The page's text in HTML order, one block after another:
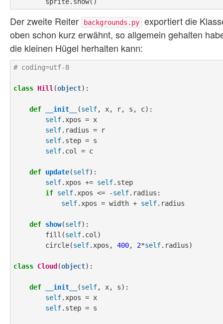
Der zweite Reiter backgrounds.py
exportiert die
oben schon kurz erwähnt, so allgemein gehalten
die kleinen Hügel herhalten kann:
# coding=utf-8
class Hill (object):
def __init__ (self, x, r, s, c):
self.xpos = x
self.radius = r
self.step = s
self.col = c
def update(self):
self.xpos += self.step
if self.xpos <= -self.radius:
self.xpos = width + self.radius
def show(self):
        fill(
self.col)
        circle(
self.xpos, 400, 2*self.radius)
class Cloud (object):
def __init__ (self, x, s):
self.xpos = x
self.step = s